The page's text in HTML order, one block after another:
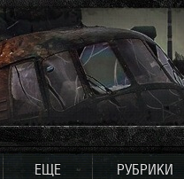
ЕЩЕ РУБРИКИ